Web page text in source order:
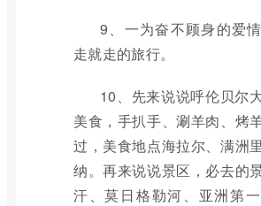
9、一为奋不顾身的爱
走就走的旅行。
10、先来说说呼伦贝尔
美食，手扒手、涮羊肉、烤
过，美食地点海拉尔、满洲
纳。再来说说景区，必去的
汗、莫日格勒河、亚洲第